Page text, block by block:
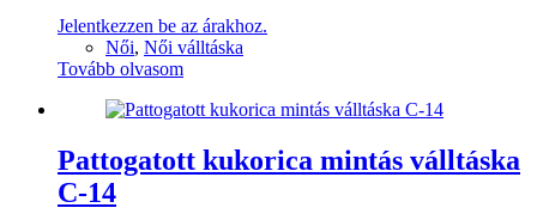
Jelentkezzen be az árakhoz.
Női, Női válltáska
Tovább olvasom
Pattogatott kukorica mintás válltáska
C-14